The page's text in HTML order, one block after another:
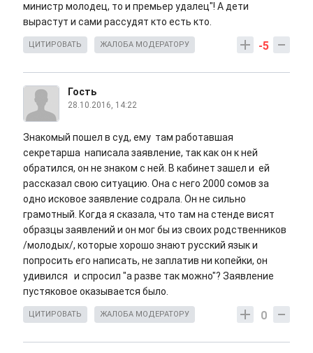
министр молодец, то и премьер удалец"! А дети
вырастут и сами рассудят кто есть кто.
-5
ЦИТИРОВАТЬ ЖАЛОБА МОДЕРАТОРУ
Гость
28.10.2016, 14:22
Знакомый пошел в суд, ему там работавшая
секретарша написала заявление, так как он к ней
обратился, он не знаком с ней. В кабинет зашел и ей
рассказал свою ситуацию. Она с него 2000 сомов за
одно исковое заявление содрала. Он не сильно
грамотный. Когда я сказала, что там на стенде висят
образцы заявлений и он мог бы из своих родственников
/молодых/, которые хорошо знают русский язык и
попросить его написать, не заплатив ни копейки, он
удивился и спросил "а разве так можно"? Заявление
пустяковое оказывается было.
0
ЦИТИРОВАТЬ ЖАЛОБА МОДЕРАТОРУ